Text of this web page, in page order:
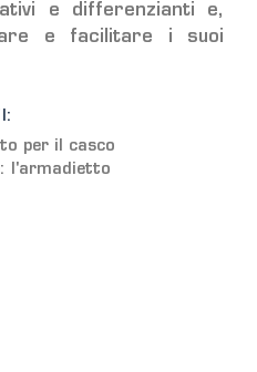
e differenzianti e,
e facilitare i suoi
per il casco
l'armadietto